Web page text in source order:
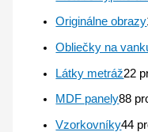
Originálne obrazy
Obliečky na
Látky metráž22
MDF panely88
Vzorkovníky44